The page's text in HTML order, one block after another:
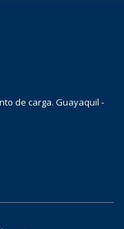
de carga. Guayaquil -